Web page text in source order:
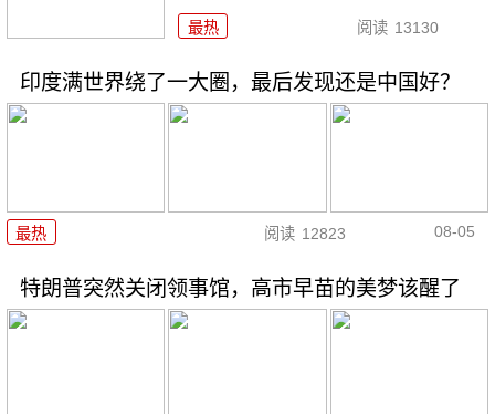
最热 阅读 13130
印度满世界绕了一大圈，最后发现还是中国好？
最热 阅读 12823 08-05
特朗普突然关闭领事馆，高市早苗的美梦该醒了